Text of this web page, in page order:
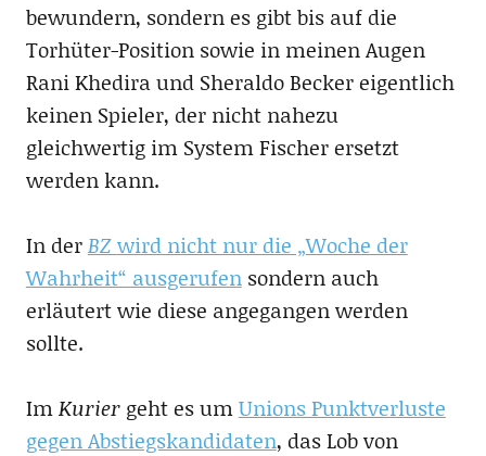
bewundern, sondern es gibt bis auf die
Torhüter-Position sowie in meinen Augen
Rani Khedira und Sheraldo Becker eigentlich
keinen Spieler, der nicht nahezu
gleichwertig im System Fischer ersetzt
werden kann.
In derBZwird nicht nur die „Woche der
Wahrheit“ ausgerufensondern auch
erläutert wie diese angegangen werden
sollte.
ImKurier geht es umUnions Punktverluste
gegen Abstiegskandidaten, das Lob von